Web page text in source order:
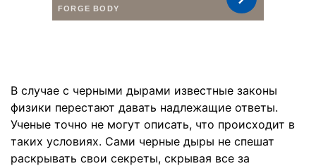
В случае с черными дырами известные законы
физики перестают давать надлежащие ответы.
Ученые точно не могут описать, что происходит в
таких условиях. Сами черные дыры не спешат
раскрывать свои секреты, скрывая все за